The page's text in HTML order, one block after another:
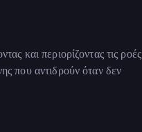
και περιορίζοντας τις ροές
που αντιδρούν όταν δεν